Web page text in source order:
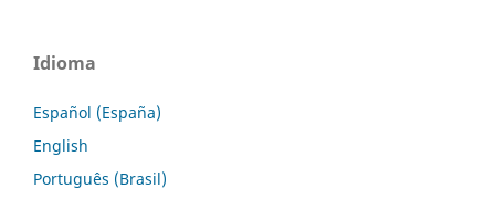
Idioma
Español (España)
English
Português (Brasil)